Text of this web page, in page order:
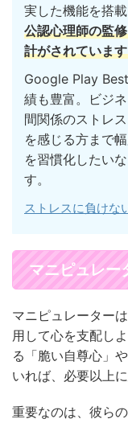
実した機能を搭
公認心理師の監
計がされていま
Google Play
績も豊富。ビジ
間関係のストレ
を感じる方まで
を習慣化したい
す。
ストレスに負けな
マニピュレー
マニピュレーター
用して心を支配し
る「脆い自尊心」
いれば、必要以上
重要なのは、彼ら